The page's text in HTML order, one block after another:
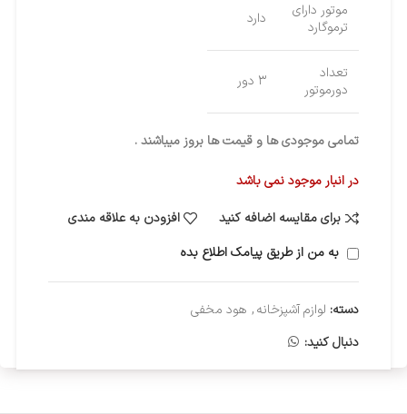
موتور دارای
ترموگارد
دارد
تعداد
دورموتور
۳ دور
تمامی موجودی ها و قیمت ها بروز میباشند .
در انبار موجود نمی باشد
برای مقایسه اضافه کنید
افزودن به علاقه مندی
به من از طریق پیامک اطلاع بده
دسته: لوازم آشپزخانه, هود مخفی
دنبال کنید: